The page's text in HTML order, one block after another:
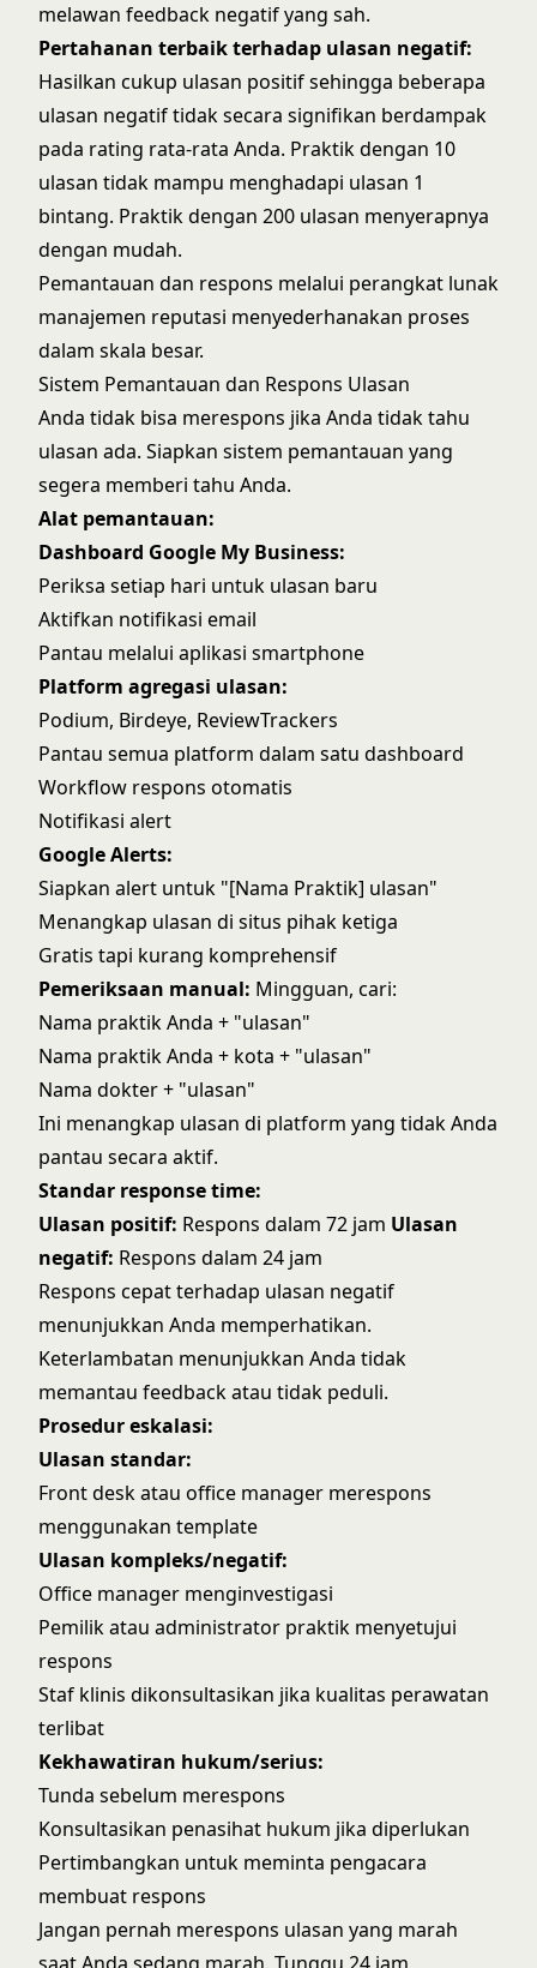
melawan feedback negatif yang sah.
Pertahanan terbaik terhadap ulasan negatif:
Hasilkan cukup ulasan positif sehingga beberapa
ulasan negatif tidak secara signifikan berdampak
pada rating rata-rata Anda. Praktik dengan 10
ulasan tidak mampu menghadapi ulasan 1
bintang. Praktik dengan 200 ulasan menyerapnya
dengan mudah.
Pemantauan dan respons melalui perangkat lunak
manajemen reputasi menyederhanakan proses
dalam skala besar.
Sistem Pemantauan dan Respons Ulasan
Anda tidak bisa merespons jika Anda tidak tahu
ulasan ada. Siapkan sistem pemantauan yang
segera memberi tahu Anda.
Alat pemantauan:
Dashboard Google My Business:
Periksa setiap hari untuk ulasan baru
Aktifkan notifikasi email
Pantau melalui aplikasi smartphone
Platform agregasi ulasan:
Podium, Birdeye, ReviewTrackers
Pantau semua platform dalam satu dashboard
Workflow respons otomatis
Notifikasi alert
Google Alerts:
Siapkan alert untuk "[Nama Praktik] ulasan"
Menangkap ulasan di situs pihak ketiga
Gratis tapi kurang komprehensif
Pemeriksaan manual: Mingguan, cari:
Nama praktik Anda + "ulasan"
Nama praktik Anda + kota + "ulasan"
Nama dokter + "ulasan"
Ini menangkap ulasan di platform yang tidak Anda
pantau secara aktif.
Standar response time:
Ulasan positif: Respons dalam 72 jam Ulasan
negatif: Respons dalam 24 jam
Respons cepat terhadap ulasan negatif
menunjukkan Anda memperhatikan.
Keterlambatan menunjukkan Anda tidak
memantau feedback atau tidak peduli.
Prosedur eskalasi:
Ulasan standar:
Front desk atau office manager merespons
menggunakan template
Ulasan kompleks/negatif:
Office manager menginvestigasi
Pemilik atau administrator praktik menyetujui
respons
Staf klinis dikonsultasikan jika kualitas perawatan
terlibat
Kekhawatiran hukum/serius:
Tunda sebelum merespons
Konsultasikan penasihat hukum jika diperlukan
Pertimbangkan untuk meminta pengacara
membuat respons
Jangan pernah merespons ulasan yang marah